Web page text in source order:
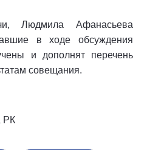
Людмила Афанасьева
в ходе обсуждения
и дополнят перечень
совещания.
РК